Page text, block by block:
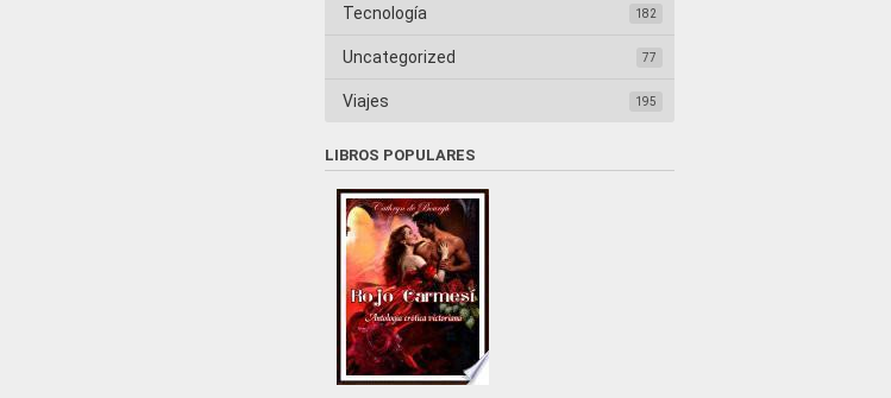
Tecnología 182
Uncategorized 77
Viajes 195
LIBROS POPULARES